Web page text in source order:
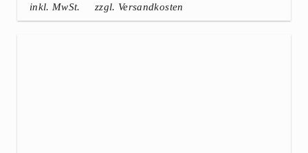
inkl. MwSt. zzgl. Versandkosten